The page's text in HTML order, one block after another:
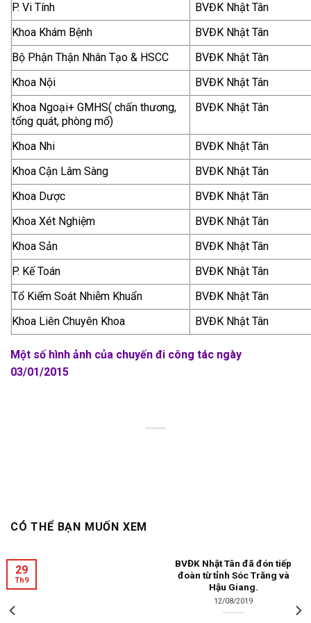
P. Vi Tính
BVĐK Nhật Tân
Khoa Khám Bệnh
BVĐK Nhật Tân
Bộ Phận Thận Nhân Tạo & HSCC
BVĐK Nhật Tân
Khoa Nội
BVĐK Nhật Tân
Khoa Ngoại+ GMHS( chấn thương,
tổng quát, phòng mổ)
BVĐK Nhật Tân
Khoa Nhi
BVĐK Nhật Tân
Khoa Cận Lâm Sàng
BVĐK Nhật Tân
Khoa Dược
BVĐK Nhật Tân
Khoa Xét Nghiệm
BVĐK Nhật Tân
Khoa Sản
BVĐK Nhật Tân
P. Kế Toán
BVĐK Nhật Tân
Tổ Kiểm Soát Nhiễm Khuẩn
BVĐK Nhật Tân
Khoa Liên Chuyên Khoa
BVĐK Nhật Tân
Một số hình ảnh của chuyến đi công tác ngày
03/01/2015
CÓ THỂ BẠN MUỐN XEM
29
Th9
BVĐK Nhật Tân đã đón tiếp
đoàn từ tỉnh Sóc Trăng và
Hậu Giang.
12/08/2019